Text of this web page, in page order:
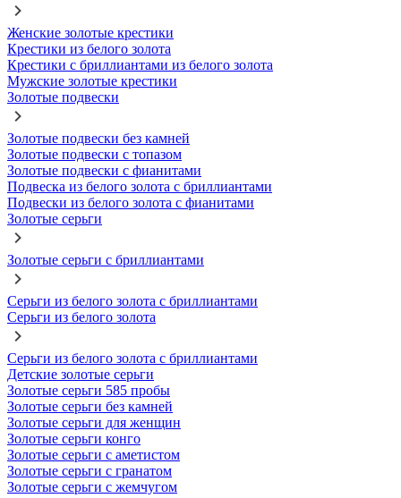
Женские золотые крестики
Крестики из белого золота
Крестики с бриллиантами из белого золота
Мужские золотые крестики
Золотые подвески
Золотые подвески без камней
Золотые подвески с топазом
Золотые подвески с фианитами
Подвеска из белого золота с бриллиантами
Подвески из белого золота с фианитами
Золотые серьги
Золотые серьги с бриллиантами
Серьги из белого золота с бриллиантами
Серьги из белого золота
Серьги из белого золота с бриллиантами
Детские золотые серьги
Золотые серьги 585 пробы
Золотые серьги без камней
Золотые серьги для женщин
Золотые серьги конго
Золотые серьги с аметистом
Золотые серьги с гранатом
Золотые серьги с жемчугом